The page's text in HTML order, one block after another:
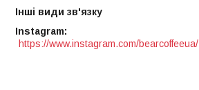
Інші види зв'язку
Instagram
https://www.instagram.com/bearcoffeeua/